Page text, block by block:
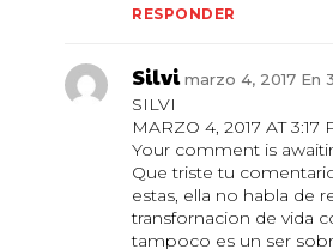
RESPONDER
Silvi marzo 4, 2017 En
SILVI
MARZO 4, 2017 AT 3:17
Your comment is
Que triste tu
estas, ella no habla de
transfornacion de vida
tampoco es un ser